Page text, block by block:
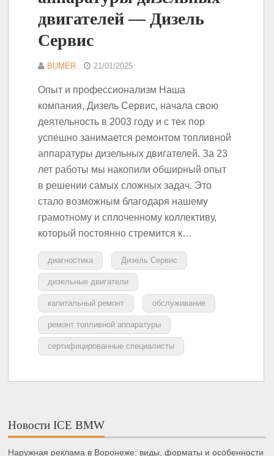
двигателей — Дизель
Сервис
BUMER 21/01/2025
Опыт и профессионализм Наша
компания, Дизель Сервис, начала свою
деятельность в 2003 году и с тех пор
успешно занимается ремонтом топливной
аппаратуры дизельных двигателей. За 23
лет работы мы накопили обширный опыт
в решении самых сложных задач. Это
стало возможным благодаря нашему
грамотному и сплоченному коллективу,
который постоянно стремится к…
диагностика Дизель Сервис
дизельные двигатели
капитальный ремонт обслуживание
ремонт топливной аппаратуры
сертифицированные специалисты
Новости ICE BMW
Наружная реклама в Воронеже: виды, форматы и особенности